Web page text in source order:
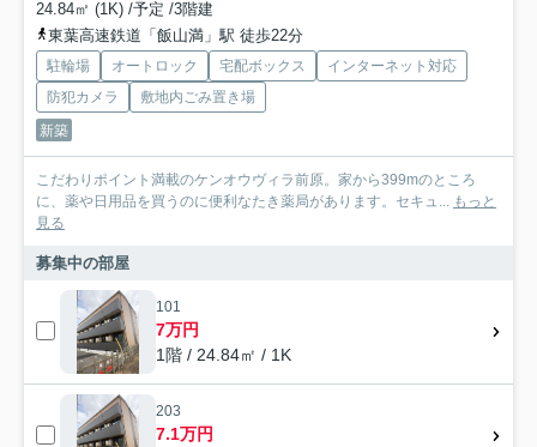
24.84㎡ (1K) /予定 /3階建
東葉高速鉄道「飯山満」駅 徒歩22分
駐輪場 オートロック 宅配ボックス
インターネット対応
防犯カメラ
敷地内ごみ置き場
新築
こだわりポイント満載のケンオウヴィラ前原。家から399mのところ
に、薬や日用品を買うのに便利なたき薬局があります。セキュ...
もっと
見る
募集中の部屋
101
7万円
1階 / 24.84㎡ / 1K
203
7.1万円